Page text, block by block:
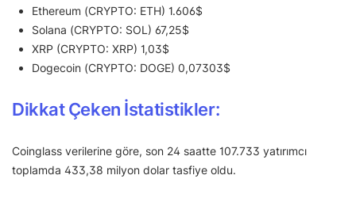
Ethereum (CRYPTO: ETH) 1.606$
Solana (CRYPTO: SOL) 67,25$
XRP (CRYPTO: XRP) 1,03$
Dogecoin (CRYPTO: DOGE) 0,07303$
Dikkat Çeken İstatistikler:
Coinglass verilerine göre, son 24 saatte 107.733 yatırımcı
toplamda 433,38 milyon dolar tasfiye oldu.